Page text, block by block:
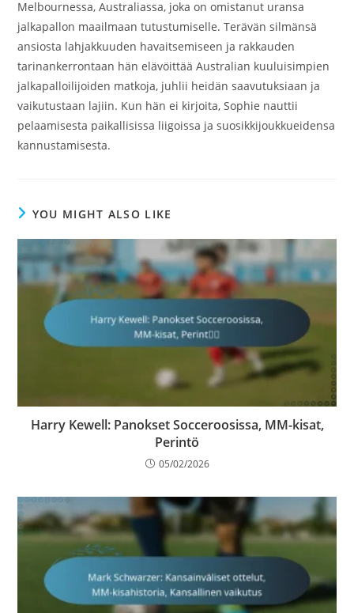
Melbournessa, Australiassa, joka on omistanut uransa
jalkapallon maailmaan tutustumiselle. Terävän silmänsä
ansiosta lahjakkuuden havaitsemiseen ja rakkauden
tarinankerrontaan hän elävöittää Australian kuuluisimpien
jalkapalloilijoiden matkoja, juhlii heidän saavutuksiaan ja
vaikutustaan lajiin. Kun hän ei kirjoita, Sophie nauttii
pelaamisesta paikallisissa liigoissa ja suosikkijoukkueidensa
kannustamisesta.
YOU MIGHT ALSO LIKE
Harry Kewell: Panokset Socceroosissa, MM-kisat,
Perintö
05/02/2026